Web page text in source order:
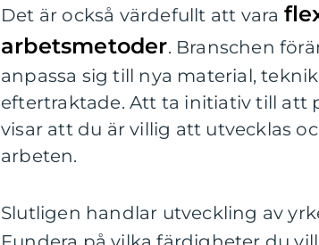
Det är också värdefullt att vara
arbetsmetoder. Branschen
anpassa sig till nya material,
eftertraktade. Att ta initiativ till att
visar att du är villig att utvecklas
arbeten.
Slutligen handlar utveckling av